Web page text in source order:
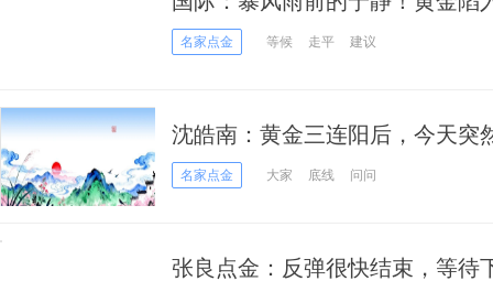
决议」将引爆单边大喷发？
名家点金 等候 走平 建议
沈皓南：黄金三连阳后，今天突
名家点金 大家 底线 问问
张良点金：反弹很快结束，等待